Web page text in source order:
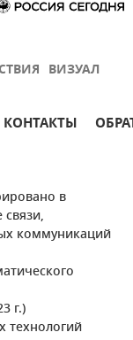
ВИЗУАЛ
КОНТАКТЫ
в
коммуникаций
г.)
технологий